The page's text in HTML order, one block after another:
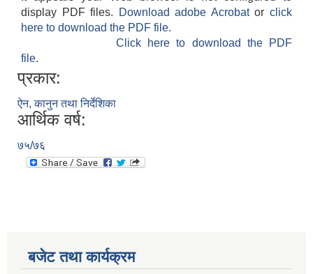
display PDF files.
Download adobe Acrobatorclick
here to download the PDF file.
Click here to download the PDF
file.
प्रकार:
ऐन, कानुन तथा निर्देशिका
आर्थिक वर्ष:
७५/७६
बजेट तथा कार्यक्रम